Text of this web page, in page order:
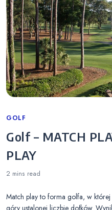
Categories
GOLF
Golf – MATCH
PLAY
2 mins read
Match play to forma golfa, w
góry ustalonej liczbie dołków.